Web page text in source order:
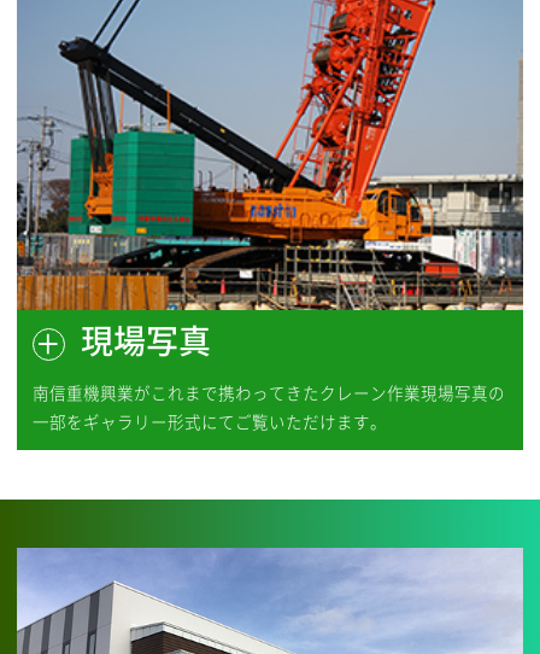
第5回柏オープンゴルフ選手権に協賛いたしま
2024.10
高柳カップ2024（秋）ミニサッカー大会に協
賛いたしました
2024.10
当社は健康企業宣言をしました
2024.07
夏季休業のお知らせ
会社見学説明会参加者募集
2024.06
現場写真
南信重機興業がこれまで携わってきたクレーン作業現場写真の
一部をギャラリー形式にてご覧いただけます。